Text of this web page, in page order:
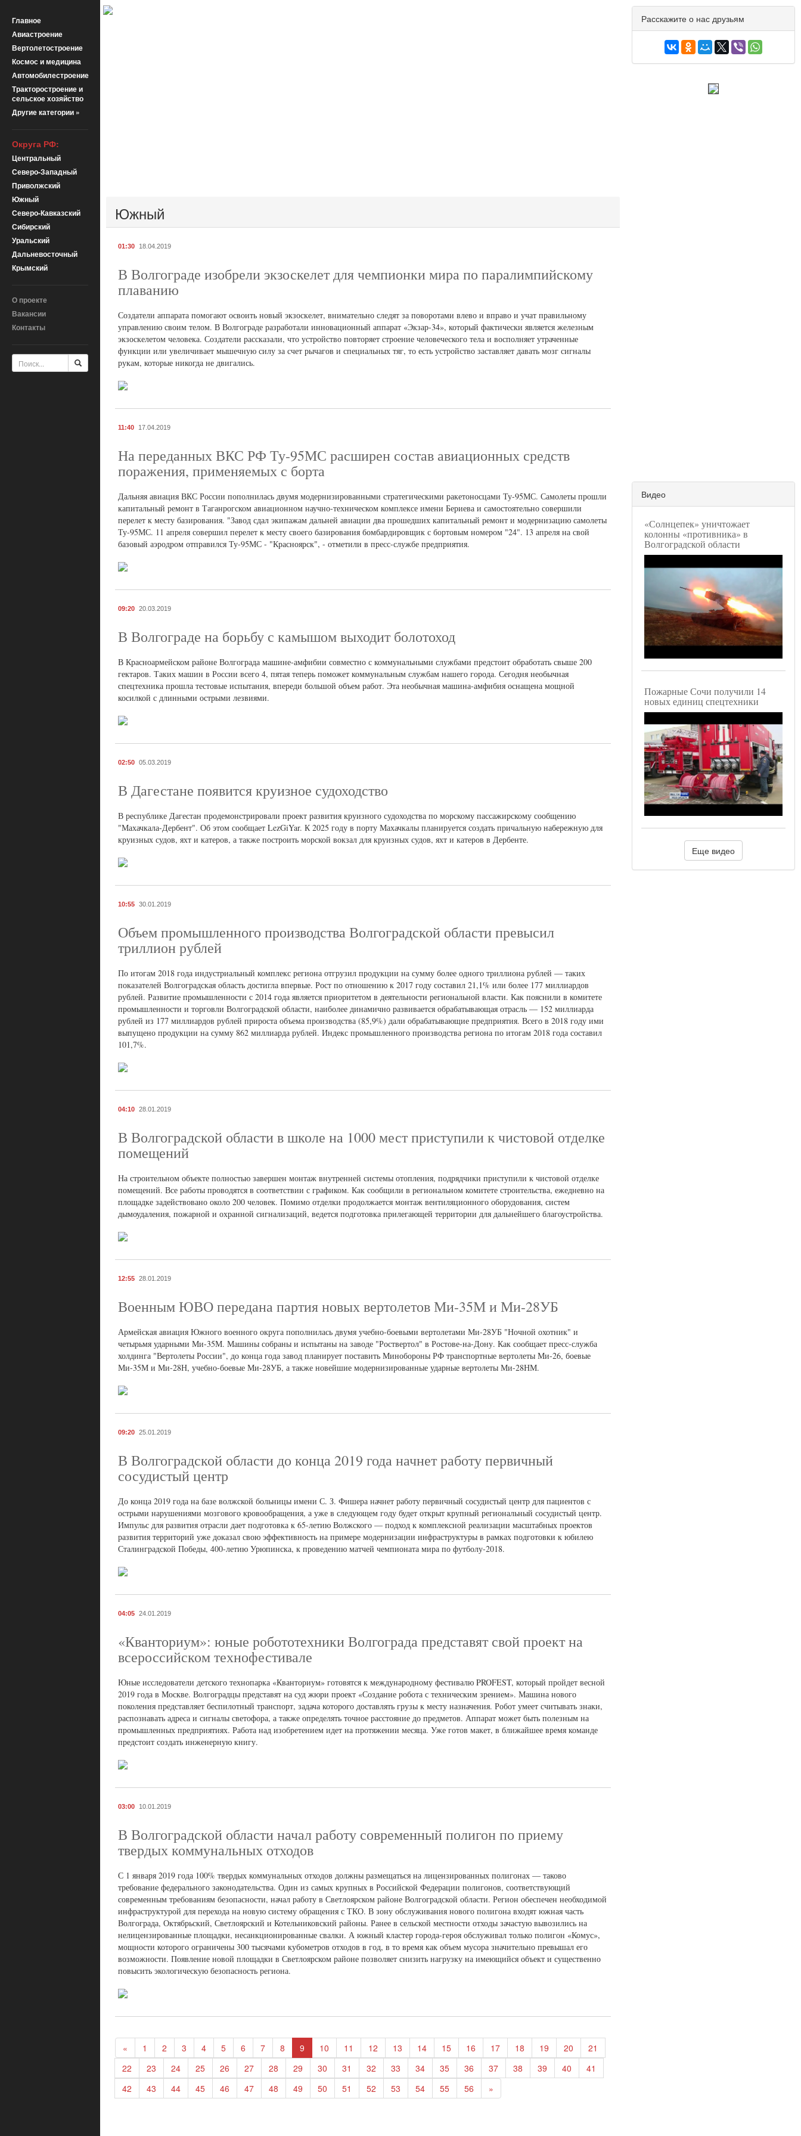
Главное
Авиастроение
Вертолетостроение
Космос и медицина
Автомобилестроение
Тракторостроение и
сельское хозяйство
Другие категории »
Округа РФ:
Центральный
Северо-Западный
Приволжский
Южный
Северо-Кавказский
Сибирский
Уральский
Дальневосточный
Крымский
О проекте
Вакансии
Контакты
Южный
01:30 18.04.2019
В Волгограде изобрели экзоскелет для чемпионки мира по паралимпийскому
плаванию
Создатели аппарата помогают освоить новый экзоскелет, внимательно следят за поворотами влево и вправо и учат правильному
управлению своим телом. В Волгограде разработали инновационный аппарат «Экзар-34», который фактически является железным
экзоскелетом человека. Создатели рассказали, что устройство повторяет строение человеческого тела и восполняет утраченные
функции или увеличивает мышечную силу за счет рычагов и специальных тяг, то есть устройство заставляет давать мозг сигналы
рукам, которые никогда не двигались.
11:40 17.04.2019
На переданных ВКС РФ Ту-95МС расширен состав авиационных средств
поражения, применяемых с борта
Дальняя авиация ВКС России пополнилась двумя модернизированными стратегическими ракетоносцами Ту-95МС. Самолеты прошли
капитальный ремонт в Таганрогском авиационном научно-техническом комплексе имени Бериева и самостоятельно совершили
перелет к месту базирования. "Завод сдал экипажам дальней авиации два прошедших капитальный ремонт и модернизацию самолеты
Ту-95МС. 11 апреля совершил перелет к месту своего базирования бомбардировщик с бортовым номером "24". 13 апреля на свой
базовый аэродром отправился Ту-95МС - "Красноярск", - отметили в пресс-службе предприятия.
09:20 20.03.2019
В Волгограде на борьбу с камышом выходит болотоход
В Красноармейском районе Волгограда машине-амфибии совместно с коммунальными службами предстоит обработать свыше 200
гектаров. Таких машин в России всего 4, пятая теперь поможет коммунальным службам нашего города. Сегодня необычная
спецтехника прошла тестовые испытания, впереди большой объем работ. Эта необычная машина-амфибия оснащена мощной
косилкой с длинными острыми лезвиями.
02:50 05.03.2019
В Дагестане появится круизное судоходство
В республике Дагестан продемонстрировали проект развития круизного судоходства по морскому пассажирскому сообщению
"Махачкала-Дербент". Об этом сообщает LezGiYar. К 2025 году в порту Махачкалы планируется создать причальную набережную для
круизных судов, яхт и катеров, а также построить морской вокзал для круизных судов, яхт и катеров в Дербенте.
10:55 30.01.2019
Объем промышленного производства Волгоградской области превысил
триллион рублей
По итогам 2018 года индустриальный комплекс региона отгрузил продукции на сумму более одного триллиона рублей — таких
показателей Волгоградская область достигла впервые. Рост по отношению к 2017 году составил 21,1% или более 177 миллиардов
рублей. Развитие промышленности с 2014 года является приоритетом в деятельности региональной власти. Как пояснили в комитете
промышленности и торговли Волгоградской области, наиболее динамично развивается обрабатывающая отрасль — 152 миллиарда
рублей из 177 миллиардов рублей прироста объема производства (85,9%) дали обрабатывающие предприятия. Всего в 2018 году ими
выпущено продукции на сумму 862 миллиарда рублей. Индекс промышленного производства региона по итогам 2018 года составил
101,7%.
04:10 28.01.2019
В Волгоградской области в школе на 1000 мест приступили к чистовой отделке
помещений
На строительном объекте полностью завершен монтаж внутренней системы отопления, подрядчики приступили к чистовой отделке
помещений. Все работы проводятся в соответствии с графиком. Как сообщили в региональном комитете строительства, ежедневно на
площадке задействовано около 200 человек. Помимо отделки продолжается монтаж вентиляционного оборудования, систем
дымоудаления, пожарной и охранной сигнализаций, ведется подготовка прилегающей территории для дальнейшего благоустройства.
12:55 28.01.2019
Военным ЮВО передана партия новых вертолетов Ми-35М и Ми-28УБ
Армейская авиация Южного военного округа пополнилась двумя учебно-боевыми вертолетами Ми-28УБ "Ночной охотник" и
четырьмя ударными Ми-35М. Машины собраны и испытаны на заводе "Роствертол" в Ростове-на-Дону. Как сообщает пресс-служба
холдинга "Вертолеты России", до конца года завод планирует поставить Минобороны РФ транспортные вертолеты Ми-26, боевые
Ми-35М и Ми-28Н, учебно-боевые Ми-28УБ, а также новейшие модернизированные ударные вертолеты Ми-28НМ.
09:20 25.01.2019
В Волгоградской области до конца 2019 года начнет работу первичный
сосудистый центр
До конца 2019 года на базе волжской больницы имени С. З. Фишера начнет работу первичный сосудистый центр для пациентов с
острыми нарушениями мозгового кровообращения, а уже в следующем году будет открыт крупный региональный сосудистый центр.
Импульс для развития отрасли дает подготовка к 65-летию Волжского — подход к комплексной реализации масштабных проектов
развития территорий уже доказал свою эффективность на примере модернизации инфраструктуры в рамках подготовки к юбилею
Сталинградской Победы, 400-летию Урюпинска, к проведению матчей чемпионата мира по футболу-2018.
04:05 24.01.2019
«Кванториум»: юные робототехники Волгограда представят свой проект на
всероссийском технофестивале
Юные исследователи детского технопарка «Кванториум» готовятся к международному фестивалю PROFEST, который пройдет весной
2019 года в Москве. Волгоградцы представят на суд жюри проект «Создание робота с техническим зрением». Машина нового
поколения представляет беспилотный транспорт, задача которого доставлять грузы к месту назначения. Робот умеет считывать знаки,
распознавать адреса и сигналы светофора, а также определять точное расстояние до предметов. Аппарат может быть полезным на
промышленных предприятиях. Работа над изобретением идет на протяжении месяца. Уже готов макет, в ближайшее время команде
предстоит создать инженерную книгу.
03:00 10.01.2019
В Волгоградской области начал работу современный полигон по приему
твердых коммунальных отходов
С 1 января 2019 года 100% твердых коммунальных отходов должны размещаться на лицензированных полигонах — таково
требование федерального законодательства. Один из самых крупных в Российской Федерации полигонов, соответствующий
современным требованиям безопасности, начал работу в Светлоярском районе Волгоградской области. Регион обеспечен необходимой
инфраструктурой для перехода на новую систему обращения с ТКО. В зону обслуживания нового полигона входят южная часть
Волгограда, Октябрьский, Светлоярский и Котельниковский районы. Ранее в сельской местности отходы зачастую вывозились на
нелицензированные площадки, несанкционированные свалки. А южный кластер города-героя обслуживал только полигон «Комус»,
мощности которого ограничены 300 тысячами кубометров отходов в год, в то время как объем мусора значительно превышал его
возможности. Появление новой площадки в Светлоярском районе позволяет снизить нагрузку на имеющийся объект и существенно
повысить экологическую безопасность региона.
« 1 2 3 4 5 6 7 8 9 10 11 12 13 14 15 16 17 18 19 20
21
22
23 24 25 26 27 28 29 30 31 32 33 34 35 36 37 38 39 40
41
42
43 44 45 46 47 48 49 50 51 52 53 54 55 56 »
Расскажите о нас друзьям
Видео
«Солнцепек» уничтожает
колонны «противника» в
Волгоградской области
Пожарные Сочи получили 14
новых единиц спецтехники
Еще видео